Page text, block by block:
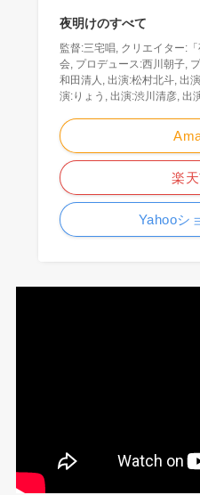
夜明けのすべて
監督:三宅唱, クリエイター:
会, プロデュース:西川朝子,
和田清人, 出演:松村北斗, 出
演:りょう, 出演:渋川清彦, 出
楽
Yahooシ